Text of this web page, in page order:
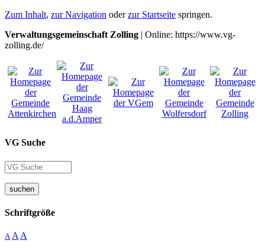
Zum Inhalt, zur Navigation oderzur Startseite springen.
Verwaltungsgemeinschaft Zolling | Online: https://www.vg-
zolling.de/
VG Suche
suchen
Schriftgröße
A A A